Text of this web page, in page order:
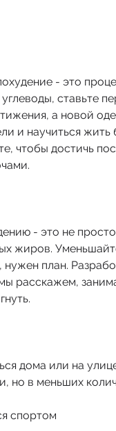
ставьте
а новой
и научиться
чтобы достичь
- это не просто
жиров.
план.
расскажем,
дома или на
но в меньших
спортом